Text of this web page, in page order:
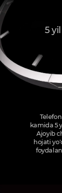
5
kamida 5
Ajoyib
hojati